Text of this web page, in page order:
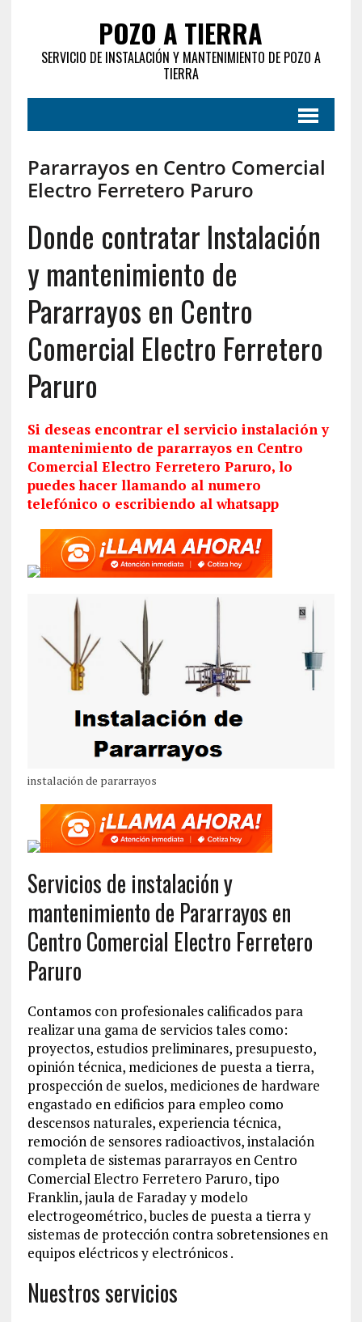
POZO A TIERRA
SERVICIO DE INSTALACIÓN Y MANTENIMIENTO DE POZO A
TIERRA
Pararrayos en Centro Comercial
Electro Ferretero Paruro
Donde contratar Instalación
y mantenimiento de
Pararrayos en Centro
Comercial Electro Ferretero
Paruro
Si deseas encontrar el servicio instalacióny
mantenimiento de pararrayos en Centro
Comercial Electro Ferretero Paruro, lo
puedes hacer llamando al numero
telefónico o escribiendo al whatsapp
instalación de pararrayos
Servicios de instalación y
mantenimiento de Pararrayos en
Centro Comercial Electro Ferretero
Paruro
Contamos con profesionales calificados para
realizar una gama de servicios tales como:
proyectos, estudios preliminares, presupuesto,
opinión técnica, mediciones de puesta a tierra,
prospección de suelos, mediciones de hardware
engastado en edificios para empleo como
descensos naturales, experiencia técnica,
remoción de sensores radioactivos, instalación
completa de sistemas pararrayos en Centro
Comercial Electro Ferretero Paruro, tipo
Franklin, jaula de Faraday y modelo
electrogeométrico, bucles de puesta a tierra y
sistemas de protección contra sobretensiones en
equipos eléctricos y electrónicos .
Nuestros servicios